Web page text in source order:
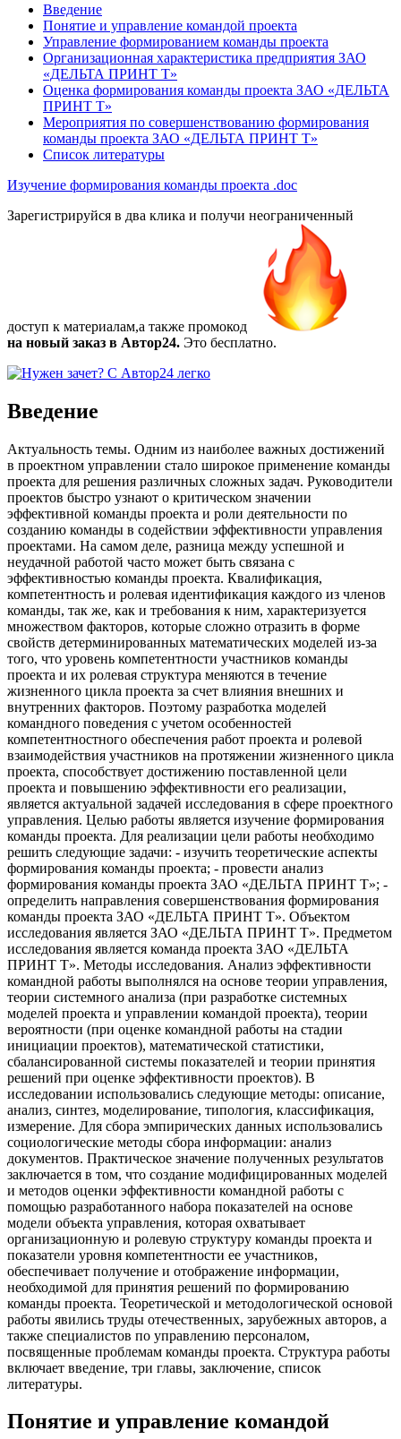
Введение
Понятие и управление командой проекта
Управление формированием команды проекта
Организационная характеристика предприятия ЗАО
«ДЕЛЬТА ПРИНТ Т»
Оценка формирования команды проекта ЗАО «ДЕЛЬТА
ПРИНТ Т»
Мероприятия по совершенствованию формирования
команды проекта ЗАО «ДЕЛЬТА ПРИНТ Т»
Список литературы
Изучение формирования команды проекта .doc
Зарегистрируйся в два клика и получи неограниченный
доступ к материалам,а также промокод
на новый заказ в Автор24. Это бесплатно.
Введение
Актуальность темы. Одним из наиболее важных достижений
в проектном управлении стало широкое применение команды
проекта для решения различных сложных задач. Руководители
проектов быстро узнают о критическом значении
эффективной команды проекта и роли деятельности по
созданию команды в содействии эффективности управления
проектами. На самом деле, разница между успешной и
неудачной работой часто может быть связана с
эффективностью команды проекта. Квалификация,
компетентность и ролевая идентификация каждого из членов
команды, так же, как и требования к ним, характеризуется
множеством факторов, которые сложно отразить в форме
свойств детерминированных математических моделей из-за
того, что уровень компетентности участников команды
проекта и их ролевая структура меняются в течение
жизненного цикла проекта за счет влияния внешних и
внутренних факторов. Поэтому разработка моделей
командного поведения с учетом особенностей
компетентностного обеспечения работ проекта и ролевой
взаимодействия участников на протяжении жизненного цикла
проекта, способствует достижению поставленной цели
проекта и повышению эффективности его реализации,
является актуальной задачей исследования в сфере проектного
управления. Целью работы является изучение формирования
команды проекта. Для реализации цели работы необходимо
решить следующие задачи: - изучить теоретические аспекты
формирования команды проекта; - провести анализ
формирования команды проекта ЗАО «ДЕЛЬТА ПРИНТ Т»; -
определить направления совершенствования формирования
команды проекта ЗАО «ДЕЛЬТА ПРИНТ Т». Объектом
исследования является ЗАО «ДЕЛЬТА ПРИНТ Т». Предметом
исследования является команда проекта ЗАО «ДЕЛЬТА
ПРИНТ Т». Методы исследования. Анализ эффективности
командной работы выполнялся на основе теории управления,
теории системного анализа (при разработке системных
моделей проекта и управлении командой проекта), теории
вероятности (при оценке командной работы на стадии
инициации проектов), математической статистики,
сбалансированной системы показателей и теории принятия
решений при оценке эффективности проектов). В
исследовании использовались следующие методы: описание,
анализ, синтез, моделирование, типология, классификация,
измерение. Для сбора эмпирических данных использовались
социологические методы сбора информации: анализ
документов. Практическое значение полученных результатов
заключается в том, что создание модифицированных моделей
и методов оценки эффективности командной работы с
помощью разработанного набора показателей на основе
модели объекта управления, которая охватывает
организационную и ролевую структуру команды проекта и
показатели уровня компетентности ее участников,
обеспечивает получение и отображение информации,
необходимой для принятия решений по формированию
команды проекта. Теоретической и методологической основой
работы явились труды отечественных, зарубежных авторов, а
также специалистов по управлению персоналом,
посвященные проблемам команды проекта. Структура работы
включает введение, три главы, заключение, список
литературы.
Понятие и управление командой